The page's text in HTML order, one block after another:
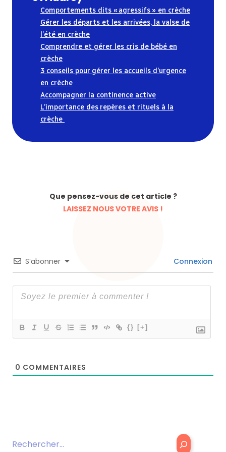
Comportements dits « agressifs » en crèche
Gérer les départs et les arrivées, la valse de
l’été en crèche
Comprendre et gérer les cris de bébé en
crèche
3 conseils pour gérer les accueils d’urgence
en crèche
Accompagner la continence active
L’importance des repères et rituels à la
crèche
Que pensez-vous de cet article ?
LAISSEZ NOUS VOTRE AVIS !
S’abonner Connexion
{} [+]
0 COMMENTAIRES
Rechercher